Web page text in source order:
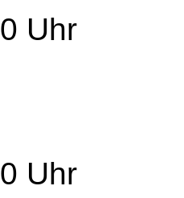
Uhr
Uhr